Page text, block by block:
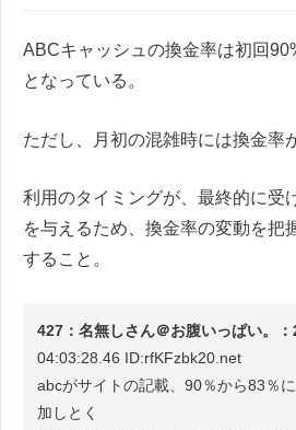
ABCキャッシュの換金率は初回
となっている。
ただし、月初の混雑時には換金率
利用のタイミングが、最終的に受
を与えるため、換金率の変動を把
すること。
427：名無しさん＠お腹いっぱい。
04:03:28.46 ID:rfKFzbk20.net
abcがサイトの記載、90％から83％
加しとく